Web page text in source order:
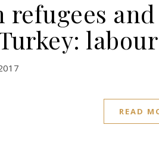
refugees
2017
READ